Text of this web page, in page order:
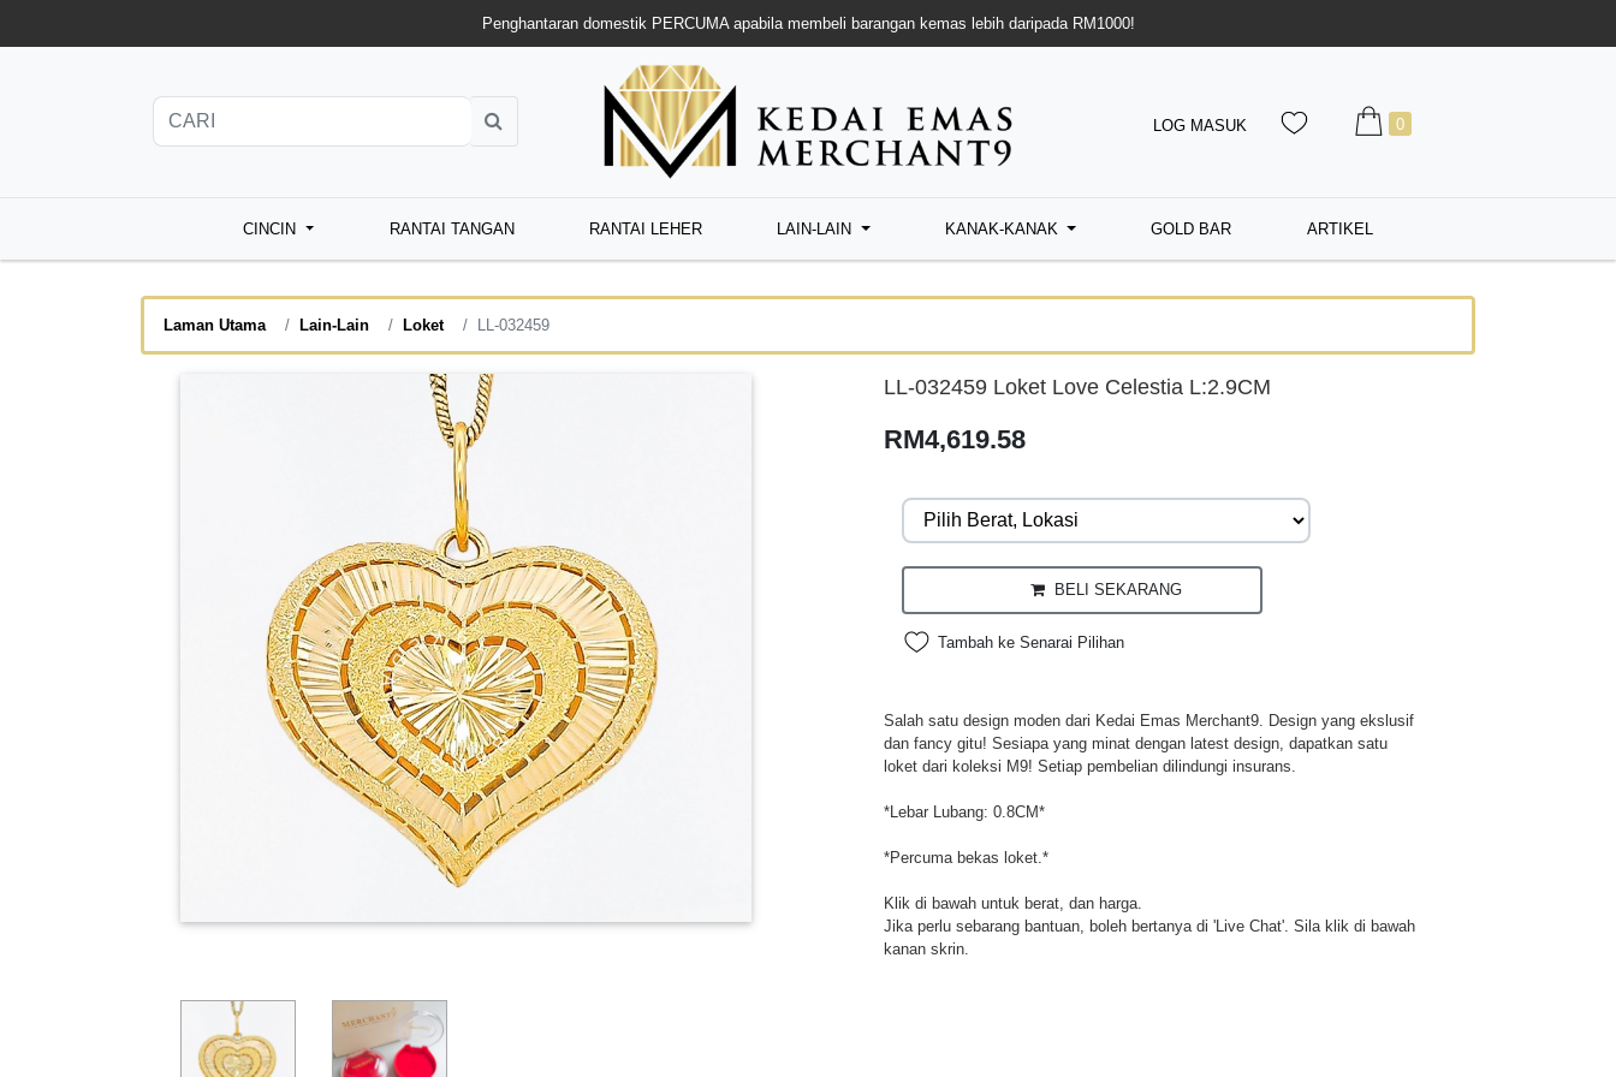
Penghantaran domestik PERCUMA apabila membeli barangan kemas lebih daripada RM1000!
LOG MASUK 0
CINCIN RANTAI TANGAN RANTAI LEHER LAIN-LAIN KANAK-KANAK GOLD BAR ARTIKEL
Laman Utama Lain-Lain Loket LL-032459
LL-032459 Loket Love Celestia L:2.9CM
RM4,619.58
BELI SEKARANG
Tambah ke Senarai Pilihan
Salah satu design moden dari Kedai Emas Merchant9. Design yang ekslusif
dan fancy gitu! Sesiapa yang minat dengan latest design, dapatkan satu
loket dari koleksi M9! Setiap pembelian dilindungi insurans.
*Lebar Lubang: 0.8CM*
*Percuma bekas loket.*
Klik di bawah untuk berat, dan harga.
Jika perlu sebarang bantuan, boleh bertanya di 'Live Chat'. Sila klik di bawah
kanan skrin.